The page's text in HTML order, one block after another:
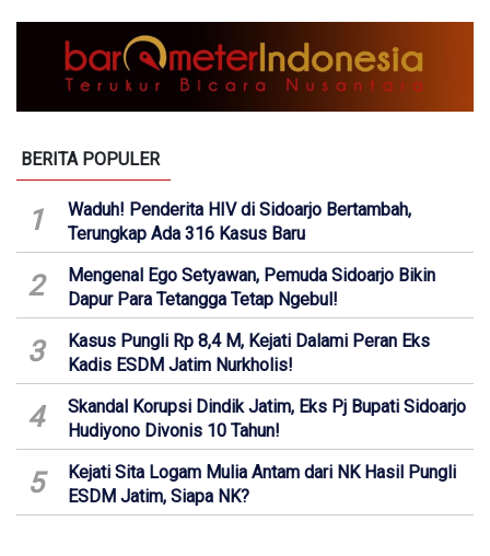
BERITA POPULER
1
Waduh! Penderita HIV di Sidoarjo Bertambah,
Terungkap Ada 316 Kasus Baru
2
Mengenal Ego Setyawan, Pemuda Sidoarjo Bikin
Dapur Para Tetangga Tetap Ngebul!
3
Kasus Pungli Rp 8,4 M, Kejati Dalami Peran Eks
Kadis ESDM Jatim Nurkholis!
4
Skandal Korupsi Dindik Jatim, Eks Pj Bupati Sidoarjo
Hudiyono Divonis 10 Tahun!
5
Kejati Sita Logam Mulia Antam dari NK Hasil Pungli
ESDM Jatim, Siapa NK?